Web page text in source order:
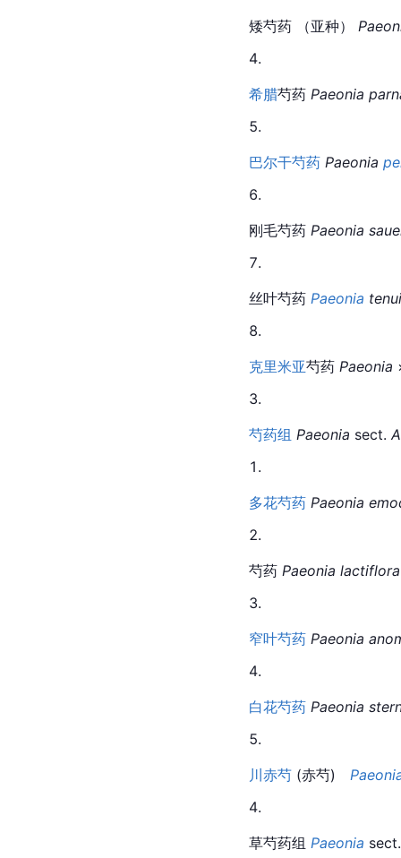
矮芍药 （亚种）
希腊芍药 Paeonia
巴尔干芍药 Paeonia
刚毛芍药 Paeonia
丝叶芍药 Paeonia
克里米亚芍药 Paeonia
芍药组 Paeonia sect.
多花芍药 Paeonia
芍药 Paeonia lactiflora
窄叶芍药 Paeonia
白花芍药 Paeonia
川赤芍 (赤芍)
草芍药组 Paeonia